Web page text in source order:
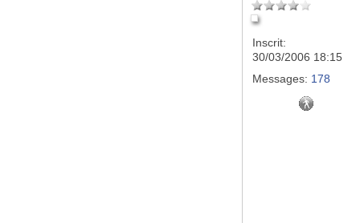
Inscrit:
30/03/2006 18:15
Messages: 178